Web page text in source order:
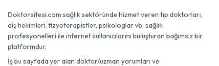
Doktorsitesi.com sağlık sektöründe hizmet veren tıp doktorları,
diş hekimleri, fizyoterapistler, psikologlar vb. sağlık
profesyonelleri ile internet kullanıcılarını buluşturan bağımsız bir
platformdur.
İş bu sayfada yer alan doktor/uzman yorumları ve